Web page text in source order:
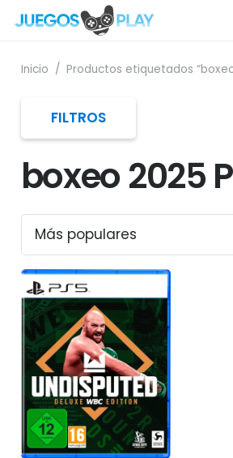
Inicio / Productos etiquetados “boxeo
boxeo 2025
FILTROS